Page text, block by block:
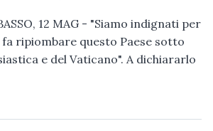
12 MAG - "Siamo indignati per
ripiombare questo Paese sotto
e del Vaticano". A dichiararlo